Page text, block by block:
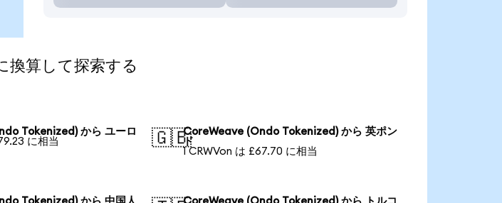
算して探索する
Tokenized) から ユーロ
に相当
🇬🇧CoreWeave (Ondo Tokenized) から 英ポン
ド
1 CRWVon は £67.70 に相当